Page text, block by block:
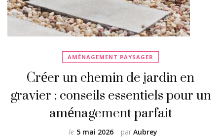
AMÉNAGEMENT PAYSAGER
Créer un chemin de jardin en
gravier : conseils essentiels pour un
aménagement parfait
par Aubrey
le 5 mai 2026